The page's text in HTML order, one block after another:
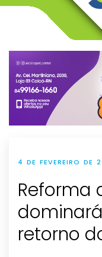
4 DE FEVEREIRO DE
Reforma
retorno